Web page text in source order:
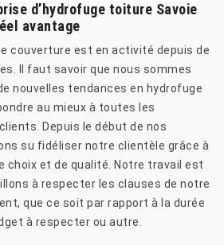
d’hydrofuge toiture Savoie
avantage
couverture est en activité depuis de
Il faut savoir que nous sommes
nouvelles tendances en hydrofuge
au mieux à toutes les
Depuis le début de nos
su fidéliser notre clientèle grâce à
choix et de qualité. Notre travail est
à respecter les clauses de notre
que ce soit par rapport à la durée
à respecter ou autre.